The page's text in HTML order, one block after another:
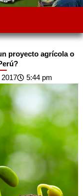
proyecto agrícola o
5:44 pm